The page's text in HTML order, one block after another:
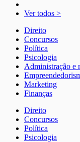
Ver todos >
Direito
Concursos
Política
Psicologia
Administração e
Marketing
Finanças
Direito
Concursos
Política
Psicologia